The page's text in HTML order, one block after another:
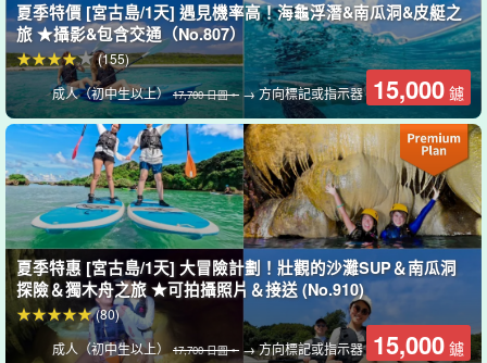
夏季特價 [宮古島/1天] 遇見機率高！海龜浮潛&南瓜洞&皮艇之
旅 ★攝影&包含交通（No.807）
成人（初中生以上）17,700 日圓。→ 方向標記或指示器 15,000 鑢
(155)
夏季特惠 [宮古島/1天] 大冒險計劃！壯觀的沙灘SUP＆南瓜洞
探險＆獨木舟之旅 ★可拍攝照片＆接送 (No.910)
成人（初中生以上）17,700 日圓。 → 方向標記或指示器 15,000 鑢
(80)